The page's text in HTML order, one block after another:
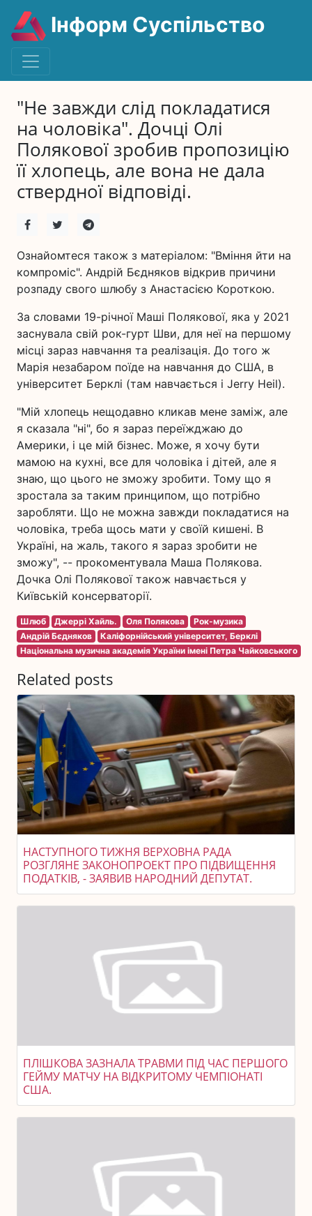
Інформ Суспільство
"Не завжди слід покладатися
на чоловіка". Дочці Олі
Полякової зробив пропозицію
її хлопець, але вона не дала
ствердної відповіді.
Ознайомтеся також з матеріалом: "Вміння йти на
компроміс". Андрій Бєдняков відкрив причини
розпаду свого шлюбу з Анастасією Короткою.
За словами 19-річної Маші Полякової, яка у 2021
заснувала свій рок-гурт Шви, для неї на першому
місці зараз навчання та реалізація. До того ж
Марія незабаром поїде на навчання до США, в
університет Берклі (там навчається і Jerry Heil).
"Мій хлопець нещодавно кликав мене заміж, але
я сказала "ні", бо я зараз переїжджаю до
Америки, і це мій бізнес. Може, я хочу бути
мамою на кухні, все для чоловіка і дітей, але я
знаю, що цього не зможу зробити. Тому що я
зростала за таким принципом, що потрібно
заробляти. Що не можна завжди покладатися на
чоловіка, треба щось мати у своїй кишені. В
Україні, на жаль, такого я зараз зробити не
зможу", -- прокоментувала Маша Полякова.
Дочка Олі Полякової також навчається у
Київській консерваторії.
Шлюб Джеррі Хайль. Оля Полякова
Рок-музика
Андрій Бєдняков
Каліфорнійський університет, Берклі
Національна музична академія України імені Петра Чайковського
Related posts
НАСТУПНОГО ТИЖНЯ ВЕРХОВНА РАДА
РОЗГЛЯНЕ ЗАКОНОПРОЕКТ ПРО ПІДВИЩЕННЯ
ПОДАТКІВ, - ЗАЯВИВ НАРОДНИЙ ДЕПУТАТ.
ПЛІШКОВА ЗАЗНАЛА ТРАВМИ ПІД ЧАС ПЕРШОГО
ГЕЙМУ МАТЧУ НА ВІДКРИТОМУ ЧЕМПІОНАТІ
США.